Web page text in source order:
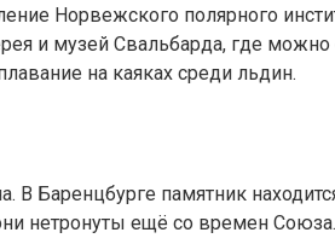
Норвежского полярного
и музей Свальбарда, где
на каяках среди льдин.
Баренцбурге памятник
нетронуты ещё со времен Союза.